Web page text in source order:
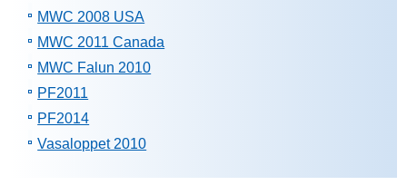
MWC 2008 USA
MWC 2011 Canada
MWC Falun 2010
PF2011
PF2014
Vasaloppet 2010